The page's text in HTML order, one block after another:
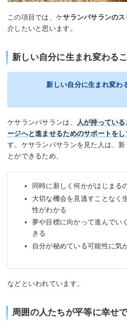
この項目では、ケサランパサランの
介したいと思います。
新しい自分に生まれ変わる
新しい自分に生まれ変わ
ケサランパサランは、
人が持ってい
ージへと進ませるためのサポートをし
す。ケサランパサランを見た人は、
とができるため、
同時に新しく何かがはじまる
大切な機会を見逃すことなく
性がわかる
夢や目標に向かって進んでい
きる
自分が秘めている可能性に気
などといわれています。
周囲の人たちが平等に幸せ